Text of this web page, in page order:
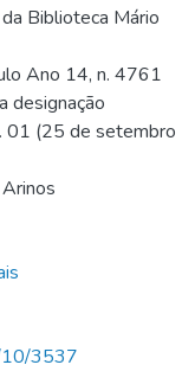
Biblioteca Mário
Ano 14, n. 4761
designação
01 (25 de setembro
10/3537